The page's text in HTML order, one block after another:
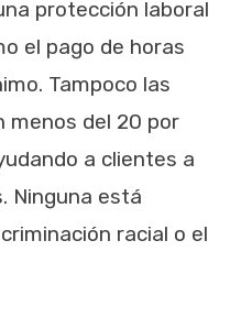
protección laboral
el pago de horas
Tampoco las
menos del 20 por
a clientes a
Ninguna está
racial o el